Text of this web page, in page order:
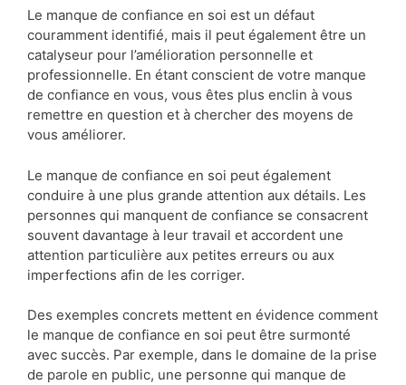
Le manque de confiance en soi est un défaut
couramment identifié, mais il peut également être un
catalyseur pour l’amélioration personnelle et
professionnelle. En étant conscient de votre manque
de confiance en vous, vous êtes plus enclin à vous
remettre en question et à chercher des moyens de
vous améliorer.
Le manque de confiance en soi peut également
conduire à une plus grande attention aux détails. Les
personnes qui manquent de confiance se consacrent
souvent davantage à leur travail et accordent une
attention particulière aux petites erreurs ou aux
imperfections afin de les corriger.
Des exemples concrets mettent en évidence comment
le manque de confiance en soi peut être surmonté
avec succès. Par exemple, dans le domaine de la prise
de parole en public, une personne qui manque de